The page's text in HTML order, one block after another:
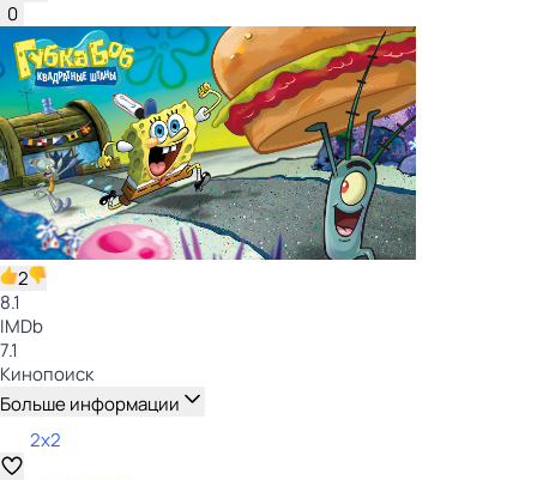
0
2
8.1
IMDb
7.1
Кинопоиск
Больше информации
2x2